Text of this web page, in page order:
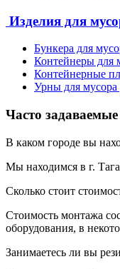
Изделия для
Бункера для
Контейнеры для
Контейнерные
Урны для
Часто
В каком городе вы
Мы находимся в г.
Сколько стоит
Стоимость монтажа
оборудования, в
Занимаетесь ли вы